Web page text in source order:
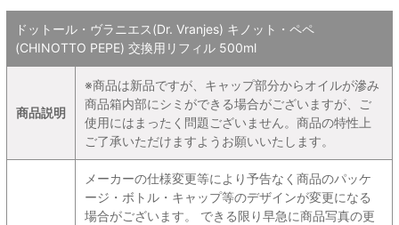
ドットール・ヴラニエス(Dr. Vranjes) キノット・ペペ
(CHINOTTO PEPE) 交換用リフィル 500ml
商品説明
※商品は新品ですが、キャップ部分からオイルが滲み
商品箱内部にシミができる場合がございますが、ご
使用にはまったく問題ございません。商品の特性上
ご了承いただけますようお願いいたします。
メーカーの仕様変更等により予告なく商品のパッケ
ージ・ボトル・キャップ等のデザインが変更になる
場合がございます。 できる限り早急に商品写真の更